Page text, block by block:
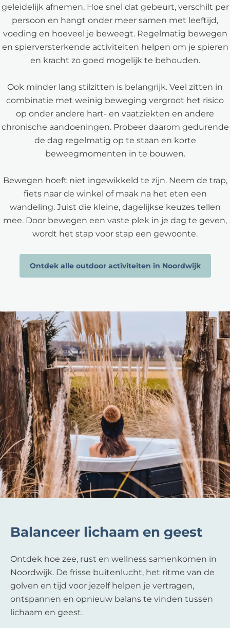
geleidelijk afnemen. Hoe snel dat gebeurt, verschilt per
persoon en hangt onder meer samen met leeftijd,
voeding en hoeveel je beweegt. Regelmatig bewegen
en spierversterkende activiteiten helpen om je spieren
en kracht zo goed mogelijk te behouden.
Ook minder lang stilzitten is belangrijk. Veel zitten in
combinatie met weinig beweging vergroot het risico
op onder andere hart- en vaatziekten en andere
chronische aandoeningen. Probeer daarom gedurende
de dag regelmatig op te staan en korte
beweegmomenten in te bouwen.
Bewegen hoeft niet ingewikkeld te zijn. Neem de trap,
fiets naar de winkel of maak na het eten een
wandeling. Juist die kleine, dagelijkse keuzes tellen
mee. Door bewegen een vaste plek in je dag te geven,
wordt het stap voor stap een gewoonte.
Ontdek alle outdoor activiteiten in Noordwijk
Balanceer lichaam en geest
Ontdek hoe zee, rust en wellness samenkomen in
Noordwijk. De frisse buitenlucht, het ritme van de
golven en tijd voor jezelf helpen je vertragen,
ontspannen en opnieuw balans te vinden tussen
lichaam en geest.